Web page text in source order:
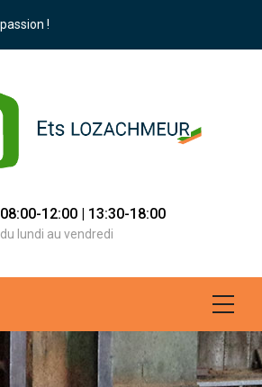
!
08:00-12:00 | 13:30-18:00
du lundi au vendredi